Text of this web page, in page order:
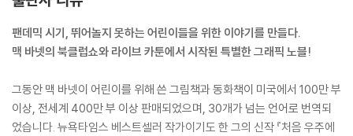
팬데믹 시기, 뛰어놀지 못하는 어린이들을 위한 이야기를 만들다.
맥 바넷의 북클럽쇼와 라이브 카툰에서 시작된 특별한 그래픽 노블!
그동안 맥 바넷이 어린이를 위해 쓴 그림책과 동화책이 미국에서 100만 부
이상, 전세계 400만 부 이상 판매되었으며, 30개가 넘는 언어로 번역되
었습니다. 뉴욕타임스 베스트셀러 작가이기도 한 그의 신작 『처음 우주에